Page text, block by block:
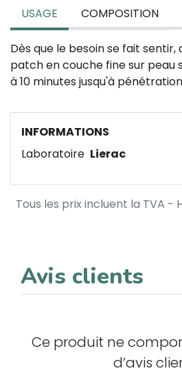
USAGE COMPOSITION
Dès que le besoin se fait
patch en couche fine sur peau
à 10 minutes jusqu'à
INFORMATIONS
Laboratoire Lierac
Tous les prix incluent la TVA -
Avis clients
Ce produit ne
d’avis